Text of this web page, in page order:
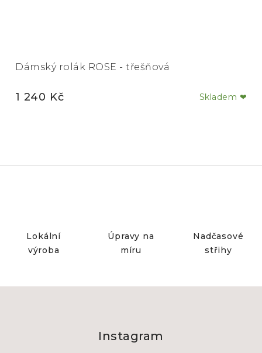
Lokální
výroba
Úpravy na
míru
Nadčasové
střihy
Dámský rolák ROSE - třešňová
Skladem ❤
1 240 Kč
Instagram